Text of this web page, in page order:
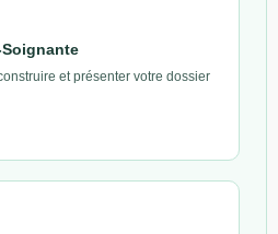
Soignante
et présenter votre dossier